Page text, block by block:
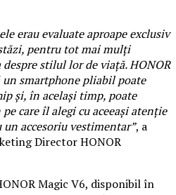
erau evaluate aproape exclusiv
pentru tot mai mulți
stilul lor de viață. HONOR
un smartphone pliabil poate
și, în același timp, poate
care îl alegi cu aceeași atenție
un accesoriu vestimentar”, a
Director HONOR
Magic V6, disponibil în